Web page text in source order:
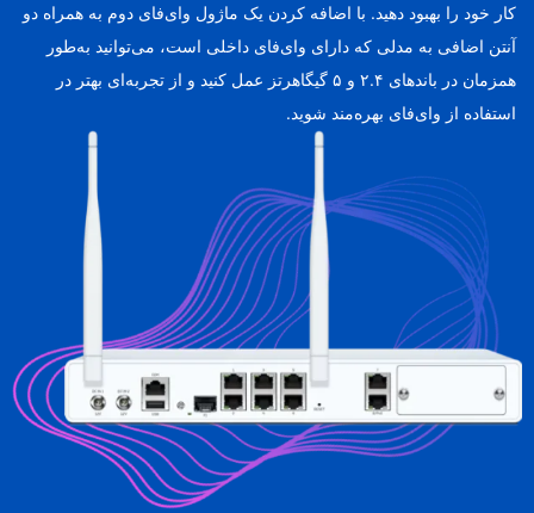
کار خود را بهبود دهید. با اضافه کردن یک ماژول وای‌فای دوم به همراه دو
آنتن اضافی به مدلی که دارای وای‌فای داخلی است، می‌توانید به‌طور
همزمان در باندهای ۲.۴ و ۵ گیگاهرتز عمل کنید و از تجربه‌ای بهتر در
استفاده از وای‌فای بهره‌مند شوید.